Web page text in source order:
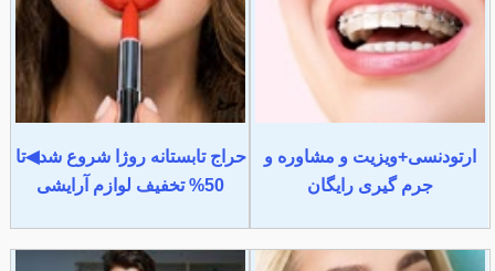
ارتودنسی+ویزیت و مشاوره و
جرم گیری رایگان
حراج تابستانه روژا شروع شد◀تا
50% تخفیف لوازم آرایشی